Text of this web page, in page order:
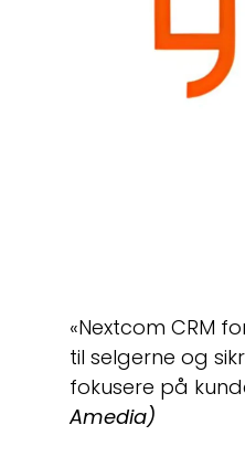
«Nextcom CRM
til selgerne og
fokusere på
Amedia)